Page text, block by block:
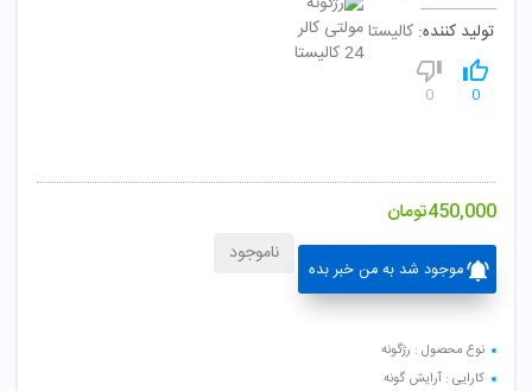
تولید کننده: کالیستا
0
0
450,000تومان
موجود شد به من خبر بده
ناموجود
نوع محصول : رژگونه
کارایی : آرایش گونه